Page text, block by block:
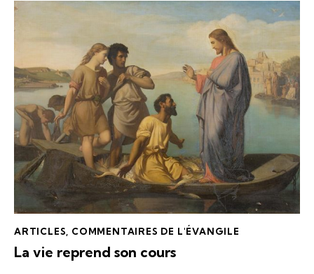
ARTICLES, COMMENTAIRES DE L'ÉVANGILE
La vie reprend son cours